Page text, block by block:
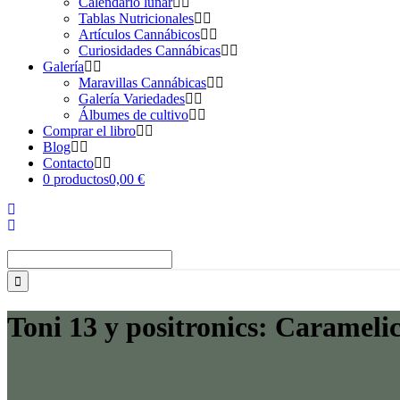
Tablas Nutricionales
Artículos Cannábicos
Curiosidades Cannábicas
Galería
Maravillas Cannábicas
Galería Variedades
Álbumes de cultivo
Comprar el libro
Blog
Contacto
0 productos0,00 €
Toni 13 y positronics: